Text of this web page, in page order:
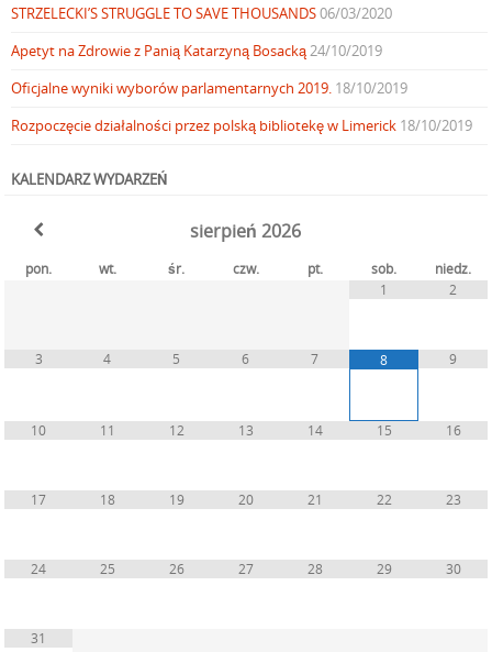
STRZELECKI’S STRUGGLE TO SAVE THOUSANDS06/03/2020
Apetyt na Zdrowie z Panią Katarzyną Bosacką24/10/2019
Oficjalne wyniki wyborów parlamentarnych 2019. 18/10/2019
Rozpoczęcie działalności przez polską bibliotekę w Limerick 18/10/2019
KALENDARZ WYDARZEŃ
sierpień 2026
pon. wt. śr. czw. pt. sob.
niedz.
1
2
3 4 5 6 7 8 9
10 11 12 13 14 15 16
17 18 19 20 21 22 23
24 25 26 27 28 29 30
31